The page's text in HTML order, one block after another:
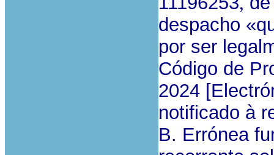
despacho
por ser
Código de
2024
notificado à
B. Errónea